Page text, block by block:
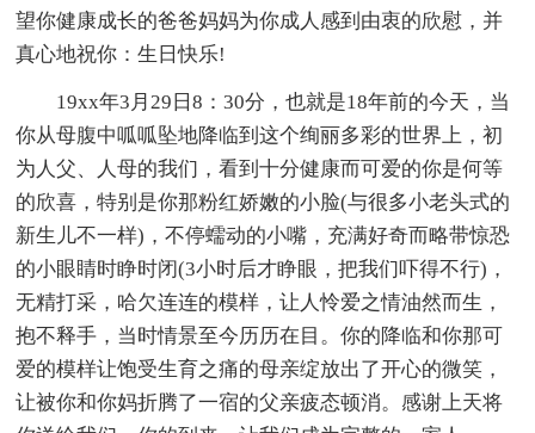
望你健康成长的爸爸妈妈为你成人感到由衷的欣慰，并
真心地祝你：生日快乐!
19xx年3月29日8：30分，也就是18年前的今天，当
你从母腹中呱呱坠地降临到这个绚丽多彩的世界上，初
为人父、人母的我们，看到十分健康而可爱的你是何等
的欣喜，特别是你那粉红娇嫩的小脸(与很多小老头式的
新生儿不一样)，不停蠕动的小嘴，充满好奇而略带惊恐
的小眼睛时睁时闭(3小时后才睁眼，把我们吓得不行)，
无精打采，哈欠连连的模样，让人怜爱之情油然而生，
抱不释手，当时情景至今历历在目。你的降临和你那可
爱的模样让饱受生育之痛的母亲绽放出了开心的微笑，
让被你和你妈折腾了一宿的父亲疲态顿消。感谢上天将